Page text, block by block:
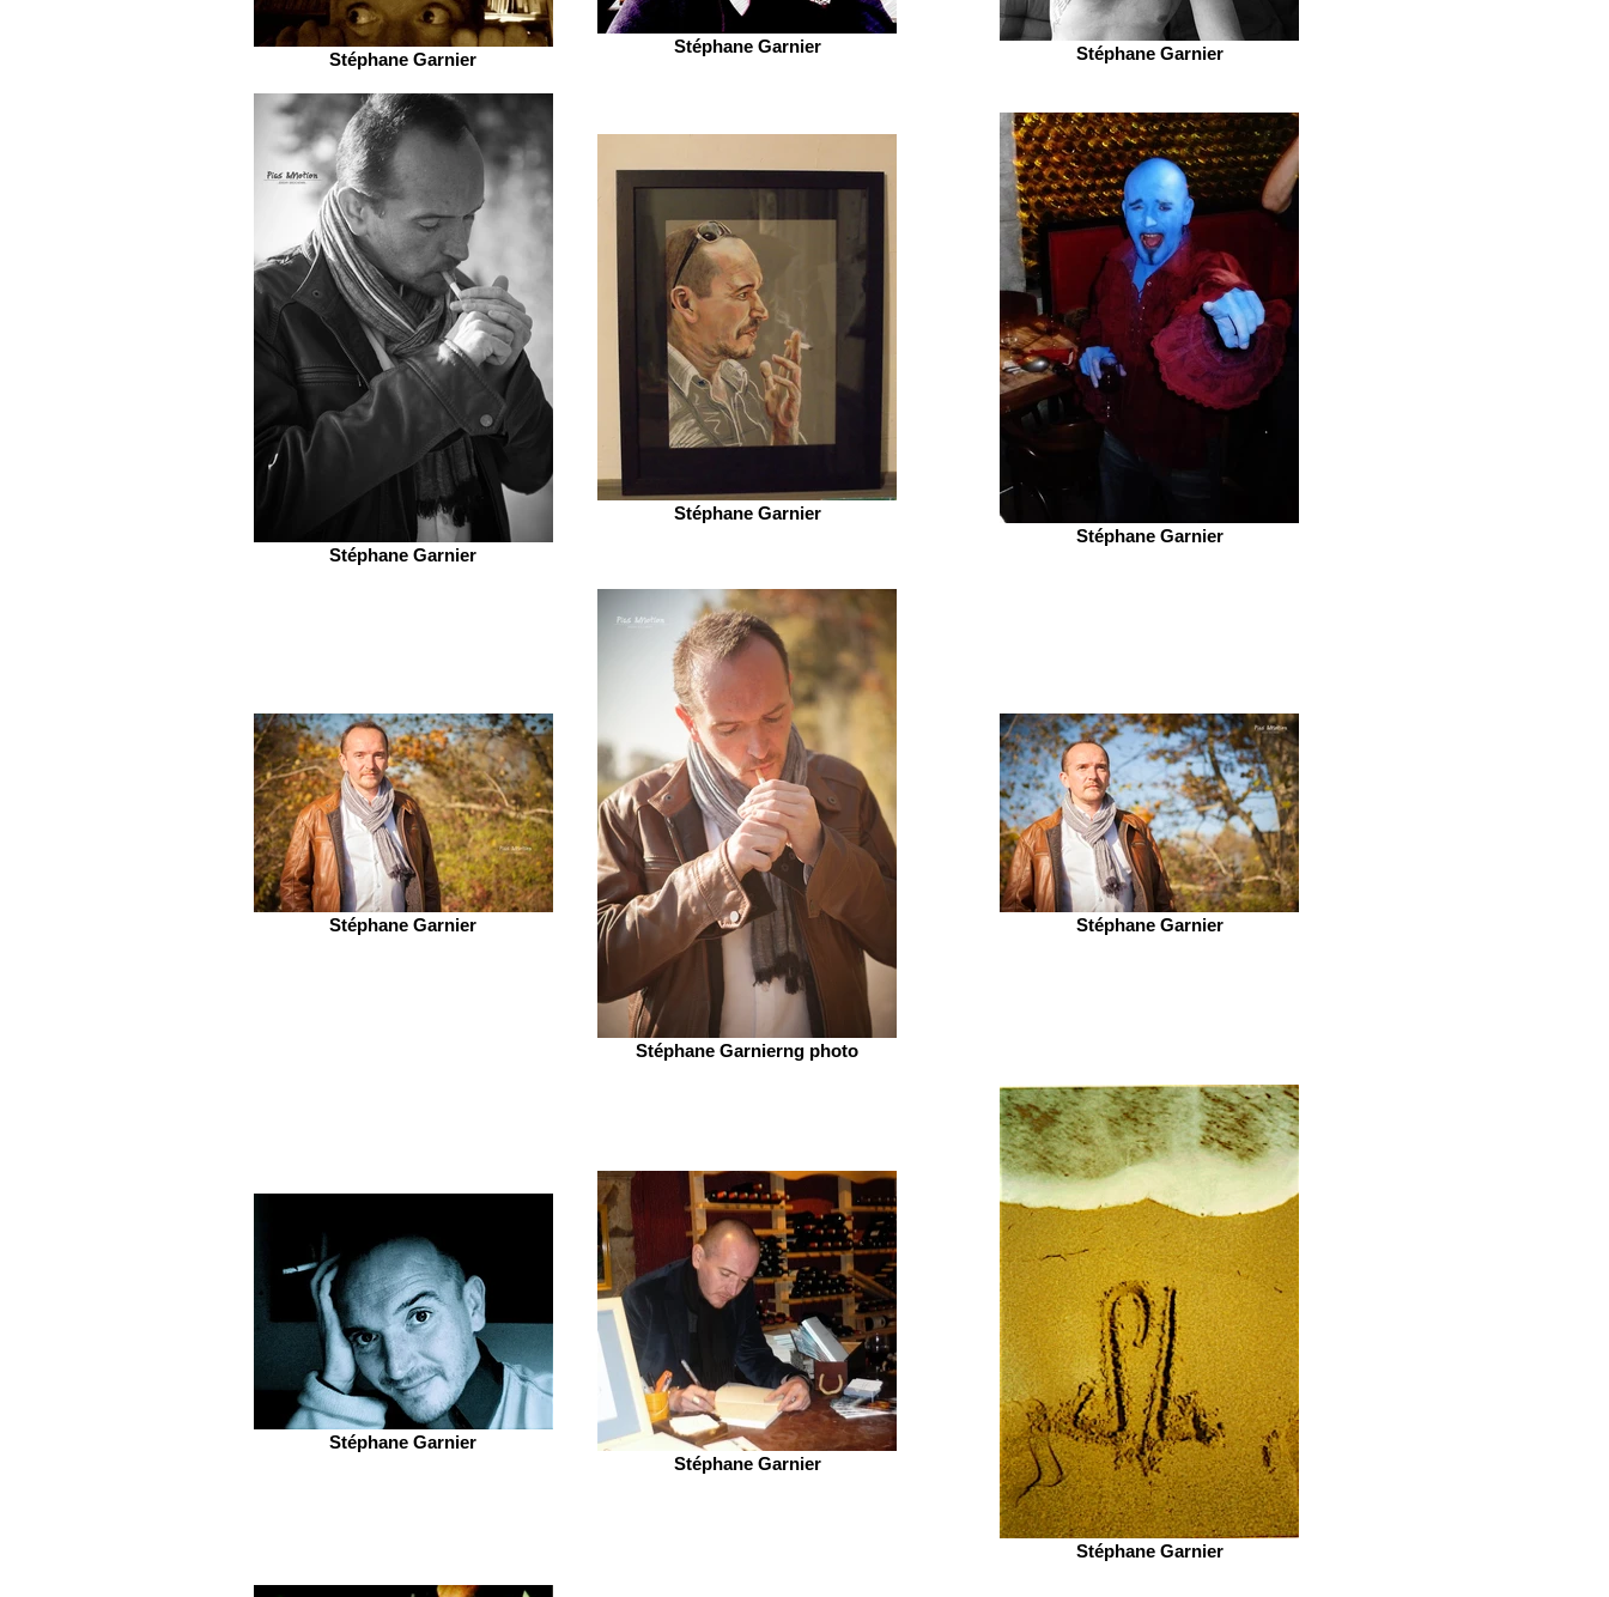
Stéphane Garnier
Stéphane Garnier Stéphane Garnier
Stéphane Garnier
Stéphane Garnier
Stéphane Garnier
Stéphane Garnier
Stéphane Garnierng photo
Stéphane Garnier
Stéphane Garnier
Stéphane Garnier
Stéphane Garnier